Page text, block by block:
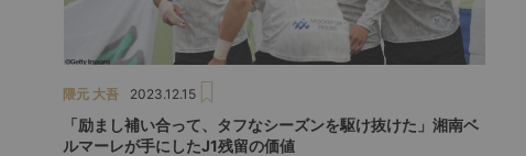
隈元 大吾 2023.12.15
「励まし補い合って、タフなシーズンを駆け抜けた」湘南ベ
ルマーレが手にしたJ1残留の価値